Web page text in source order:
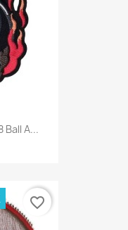
A...
favorite_border